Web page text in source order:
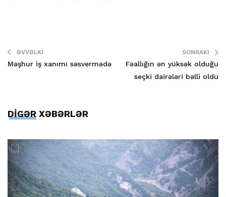
ƏVVƏLKI
Məşhur iş xanımı səsvermədə
SONRAKI
Fəallığın ən yüksək olduğu
seçki dairələri bəlli oldu
DİGƏR XƏBƏRLƏR